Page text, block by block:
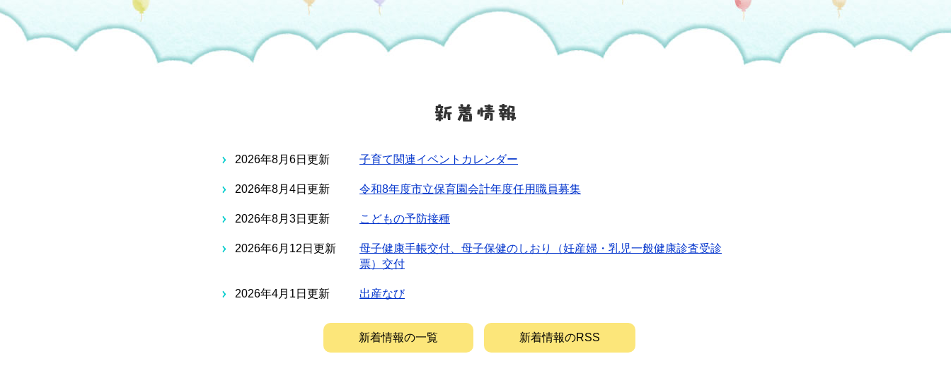
2026年8月6日更新 子育て関連イベントカレンダー
2026年8月4日更新 令和8年度市立保育園会計年度任用職員募集
2026年8月3日更新 こどもの予防接種
2026年6月12日更新
母子健康手帳交付、母子保健のしおり（妊産婦・乳児一般健康診査受診
票）交付
2026年4月1日更新 出産なび
新着情報の一覧 新着情報のRSS